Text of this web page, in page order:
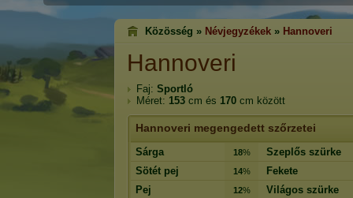
Közösség » Névjegyzékek » Hannoveri
Hannoveri
Faj: Sportló
Méret: 153 cm és 170 cm között
Hannoveri megengedett szőrzetei
Sárga 18%
Szeplős szürke
Sötét pej
14%
Fekete
Pej
12%
Világos szürke